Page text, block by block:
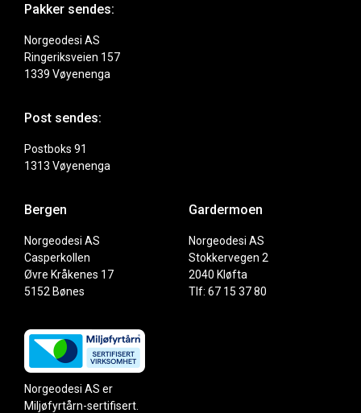
Pakker sendes:
Norgeodesi AS
Ringeriksveien 157
1339 Vøyenenga
Post sendes:
Postboks 91
1313 Vøyenenga
Bergen
Norgeodesi AS
Casperkollen
Øvre Kråkenes 17
5152 Bønes
Gardermoen
Norgeodesi AS
Stokkervegen 2
2040 Kløfta
Tlf: 67 15 37 80
Norgeodesi AS er
Miljøfyrtårn-sertifisert.